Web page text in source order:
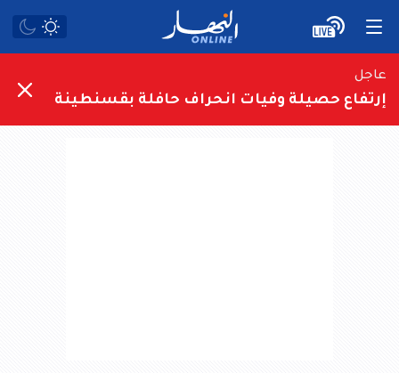
عاجل
إرتفاع حصيلة وفيات انحراف حافلة بقسنطينة